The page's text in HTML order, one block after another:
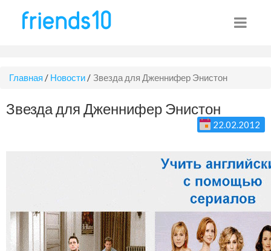
Главная / Новости / Звезда для Дженнифер Энистон
Звезда для Дженнифер Энистон
22.02.2012